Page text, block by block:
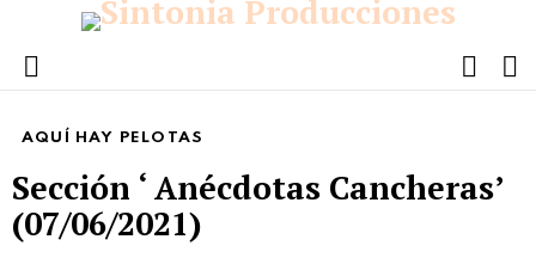
Menu
AQUÍ HAY PELOTAS
Sección ‘ Anécdotas Cancheras’
(07/06/2021)